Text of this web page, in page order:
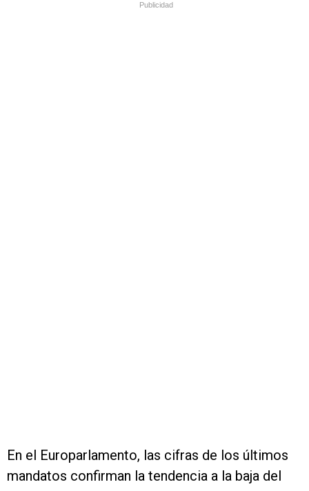
Publicidad
En el Europarlamento, las cifras de los últimos
mandatos confirman la tendencia a la baja del